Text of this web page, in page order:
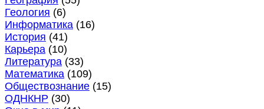
Геология (6)
Информатика (16)
История (41)
Карьера (10)
Литература (33)
Математика (109)
Обществознание (15)
ОДНКНР (30)